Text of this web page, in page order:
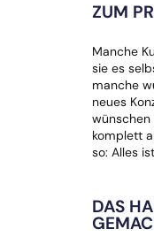
ZUM
Manche
sie es
manche
neues
wünschen
komplett
so: Alles
DAS